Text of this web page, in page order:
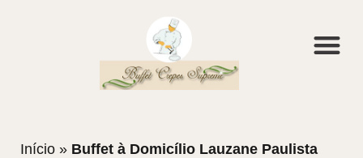
Início » Buffet à Domicílio Lauzane Paulista